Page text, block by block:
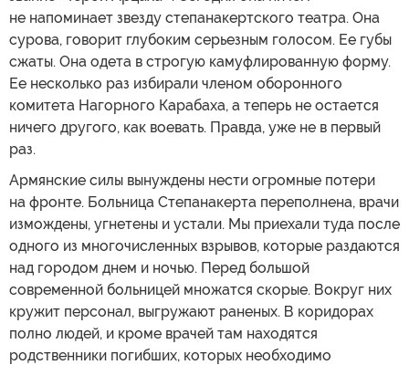
не напоминает звезду степанакертского театра. Она
сурова, говорит глубоким серьезным голосом. Ее губы
сжаты. Она одета в строгую камуфлированную форму.
Ее несколько раз избирали членом оборонного
комитета Нагорного Карабаха, а теперь не остается
ничего другого, как воевать. Правда, уже не в первый
раз.
Армянские силы вынуждены нести огромные потери
на фронте. Больница Степанакерта переполнена, врачи
измождены, угнетены и устали. Мы приехали туда после
одного из многочисленных взрывов, которые раздаются
над городом днем и ночью. Перед большой
современной больницей множатся скорые. Вокруг них
кружит персонал, выгружают раненых. В коридорах
полно людей, и кроме врачей там находятся
родственники погибших, которых необходимо